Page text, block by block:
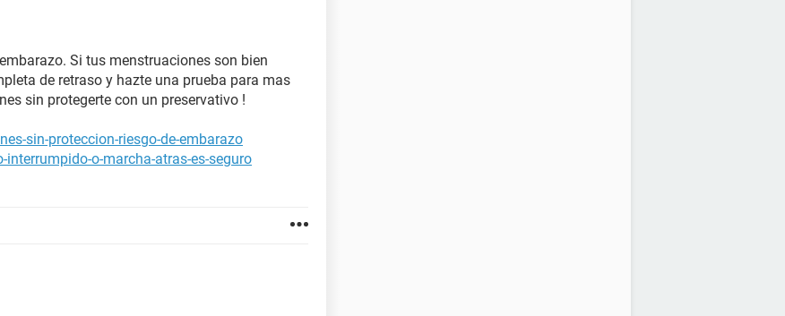
Si tus menstruaciones son bien
de retraso y hazte una prueba para mas
sin protegerte con un preservativo !
sin-proteccion-riesgo-de-embarazo
o-marcha-atras-es-seguro